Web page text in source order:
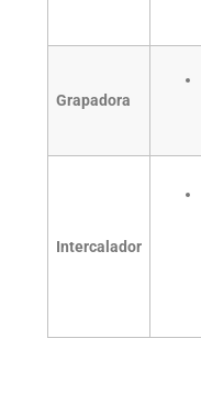
Grapadora
Intercalador